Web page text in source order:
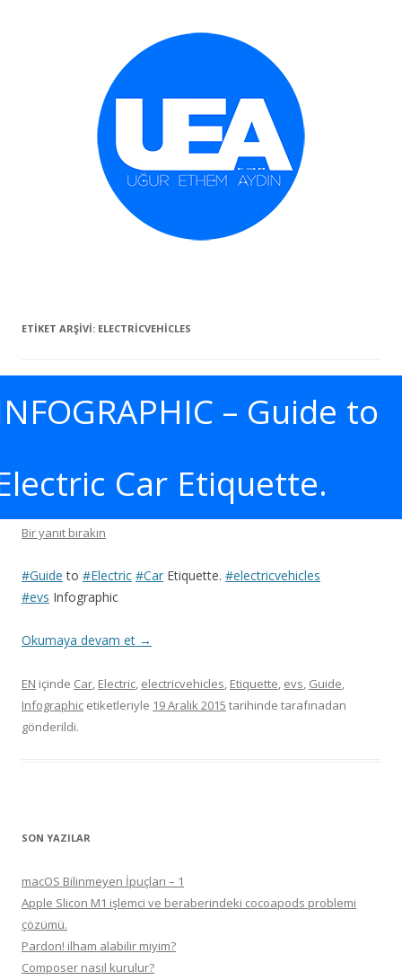
ETIKET ARŞIVI: ELECTRICVEHICLES
– Guide to
Car Etiquette.
Bir yanıt bırakın
#Guide to #Electric #Car Etiquette. #electricvehicles
#evs Infographic
Okumaya devam et →
EN içinde Car, Electric, electricvehicles, Etiquette, evs, Guide,
Infographic etiketleriyle 19 Aralık 2015 tarihinde tarafınadan
gönderildi.
SON YAZILAR
macOS Bilinmeyen İpuçları – 1
Apple Slicon M1 işlemci ve beraberindeki cocoapods problemi
çözümü.
Pardon! ilham alabilir miyim?
Composer nasıl kurulur?